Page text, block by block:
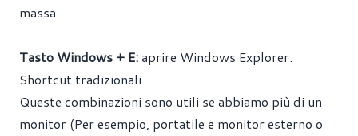
massa.
Tasto Windows + E:aprire Windows Explorer.
Shortcut tradizionali
Queste combinazioni sono utili se abbiamo più di un
monitor (Per esempio, portatile e monitor esterno o